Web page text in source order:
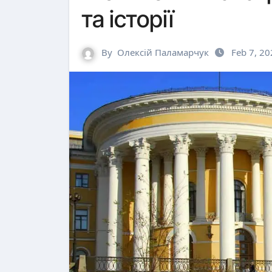
та історії
By Олексій Паламарчук Feb 7,